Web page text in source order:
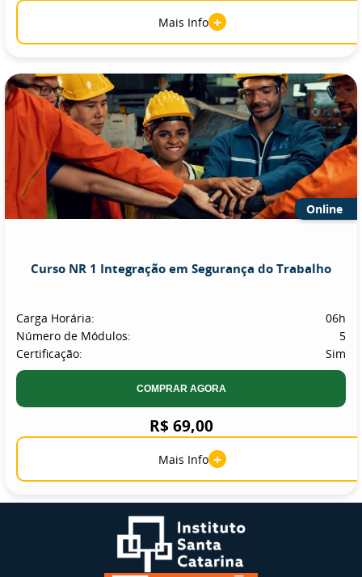
Mais Info +
Online
Curso NR 1 Integração em Segurança do Trabalho
Carga Horária:
06h
Número de Módulos:
5
Certificação:
Sim
COMPRAR AGORA
R$ 69,00
Mais Info +